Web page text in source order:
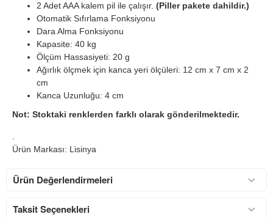
2 Adet AAA kalem pil ile çalışır. (Piller pakete dahildir.)
Otomatik Sıfırlama Fonksiyonu
Dara Alma Fonksiyonu
Kapasite: 40 kg
Ölçüm Hassasiyeti: 20 g
Ağırlık ölçmek için kanca yeri ölçüleri: 12 cm x 7 cm x 2
cm
Kanca Uzunluğu: 4 cm
Not: Stoktaki renklerden farklı olarak gönderilmektedir.
.
Ürün Markası: Lisinya
Ürün Değerlendirmeleri
Taksit Seçenekleri